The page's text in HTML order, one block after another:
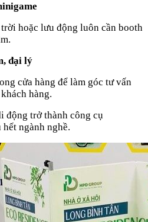
hoặc lưu động luôn cần booth
đại lý
cửa hàng để làm góc tư vấn
hàng.
động trở thành công cụ
ngành nghề.